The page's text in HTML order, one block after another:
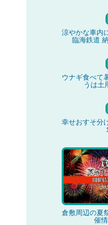
涼やかな車内
臨海鉄道
ウナギ食べて
うは土
幸せおすそ分
倉敷周辺の夏
催